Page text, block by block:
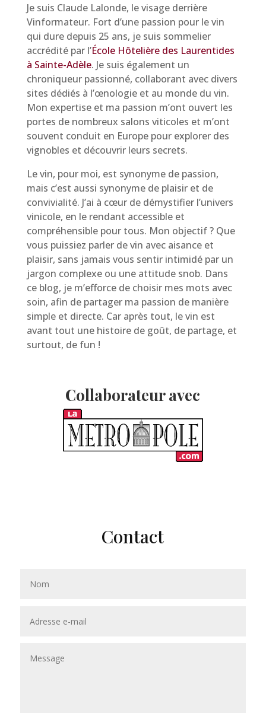
Je suis Claude Lalonde, le visage derrière
Vinformateur. Fort d’une passion pour le vin
qui dure depuis 25 ans, je suis sommelier
accrédité par l’École Hôtelière des Laurentides
à Sainte-Adèle. Je suis également un
chroniqueur passionné, collaborant avec divers
sites dédiés à l’œnologie et au monde du vin.
Mon expertise et ma passion m’ont ouvert les
portes de nombreux salons viticoles et m’ont
souvent conduit en Europe pour explorer des
vignobles et découvrir leurs secrets.
Le vin, pour moi, est synonyme de passion,
mais c’est aussi synonyme de plaisir et de
convivialité. J’ai à cœur de démystifier l’univers
vinicole, en le rendant accessible et
compréhensible pour tous. Mon objectif ? Que
vous puissiez parler de vin avec aisance et
plaisir, sans jamais vous sentir intimidé par un
jargon complexe ou une attitude snob. Dans
ce blog, je m’efforce de choisir mes mots avec
soin, afin de partager ma passion de manière
simple et directe. Car après tout, le vin est
avant tout une histoire de goût, de partage, et
surtout, de fun !
Collaborateur avec
Contact